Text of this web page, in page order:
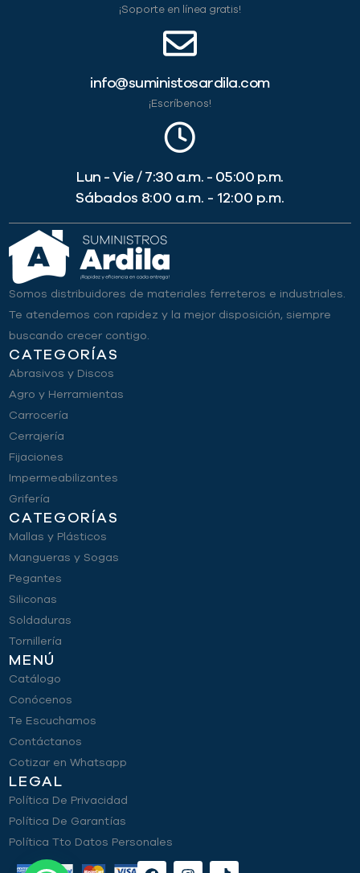
¡Soporte en línea gratis!
info@suministosardila.com
¡Escríbenos!
Lun - Vie / 7:30 a.m. - 05:00 p.m.
Sábados 8:00 a.m. - 12:00 p.m.
Somos distribuidores de materiales ferreteros e industriales.
Te atendemos con rapidez y la mejor disposición, siempre
buscando crecer contigo.
CATEGORÍAS
Abrasivos y Discos
Agro y Herramientas
Carrocería
Cerrajería
Fijaciones
Impermeabilizantes
Grifería
CATEGORÍAS
Mallas y Plásticos
Mangueras y Sogas
Pegantes
Siliconas
Soldaduras
Tornillería
MENÚ
Catálogo
Conócenos
Te Escuchamos
Contáctanos
Cotizar en Whatsapp
LEGAL
Política De Privacidad
Política De Garantías
Política Tto Datos Personales